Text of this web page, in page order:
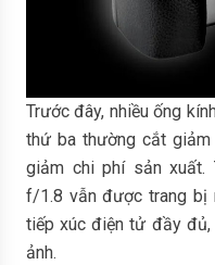
Trước đây, nhiều ống
thứ ba thường cắt
giảm chi phí sản xuất.
f/1.8 vẫn được trang bị
tiếp xúc điện tử đầy đủ,
ảnh.